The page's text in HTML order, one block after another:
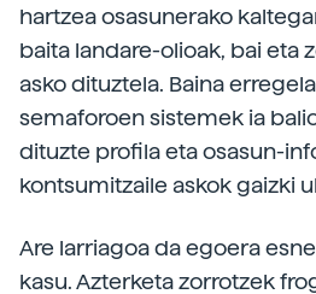
hartzea osasunerako
baita landare-olioak, bai eta
asko dituztela. Baina
semaforoen sistemek ia
dituzte profila eta osasun-
kontsumitzaile askok gaizki
Are larriagoa da egoera
kasu. Azterketa zorrotzek